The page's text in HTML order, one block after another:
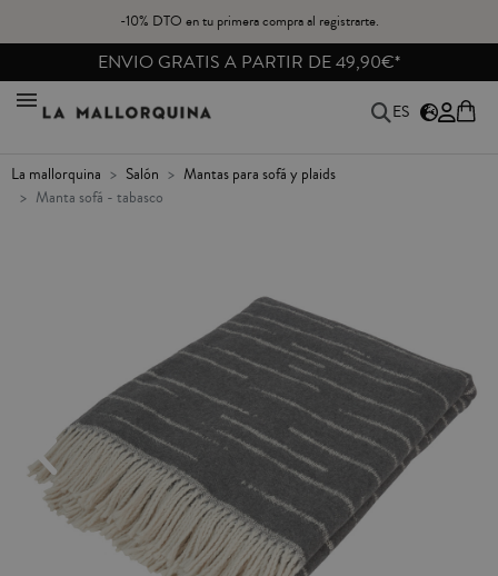
-10% DTO en tu primera compra al registrarte.
ENVIO GRATIS A PARTIR DE 49,90€*
ES
la mallorquina salón
mantas para sofá y plaids
manta sofá - tabasco